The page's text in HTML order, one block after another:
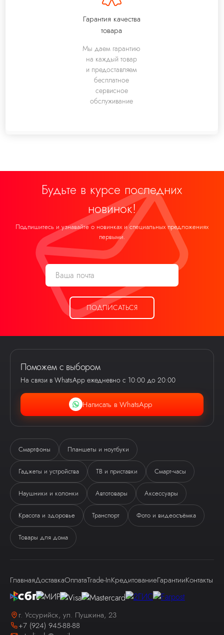
Гарантия качества
товара
Мы даем гарантию
на каждый товар
и предоставляем
бесплатное
сервисное
обслуживание
Будьте в курсе последних
новинок!
Подпишитесь и узнавайте о новинках и специальных предложениях
первыми.
ПОДПИСАТЬСЯ
Поможем с выбором
На связи в WhatsApp ежедневно с 10:00 до 20:00
Написать в WhatsApp
Смартфоны Планшеты и ноутбуки
Гаджеты и устройства ТВ и приставки Смарт-часы
Наушники и колонки Автотовары Аксессуары
Красота и здоровье Транспорт Фото и видеосъёмка
Товары для дома
ГлавнаяДоставкаОплатаTrade-InКредитованиеГарантииКонтакты
г. Уссурийск, ул. Пушкина, 23
+7 (924) 945-88-88
Ева
виртуальный помощник
Здравствуйте! Я — виртуальный
помощник Ева.